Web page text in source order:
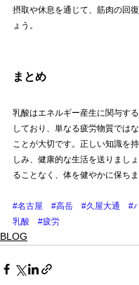
摂取や休息を通じて、筋肉の回
ょう。
まとめ
乳酸はエネルギー産生に関与す
しており、単なる疲労物質では
ことが大切です。正しい知識を
しみ、健康的な生活を送りまし
ることなく、体を健やかに保ちま
#名古屋 #高岳 #久屋大通 #
乳酸
#疲労
BLOG